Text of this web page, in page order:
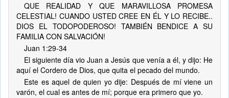
QUE REALIDAD Y QUE MARAVILLOSA PROMESA
CELESTIAL! CUANDO USTED CREE EN ÉL Y LO RECIBE..
DIOS EL TODOPODEROSO! TAMBIÉN BENDICE A SU
FAMILIA CON SALVACIÓN!
Juan 1:29-34
El siguiente día vio Juan a Jesús que venía a él, y dijo: He
aquí el Cordero de Dios, que quita el pecado del mundo.
Este es aquel de quien yo dije: Después de mí viene un
varón, el cual es antes de mí; porque era primero que yo.